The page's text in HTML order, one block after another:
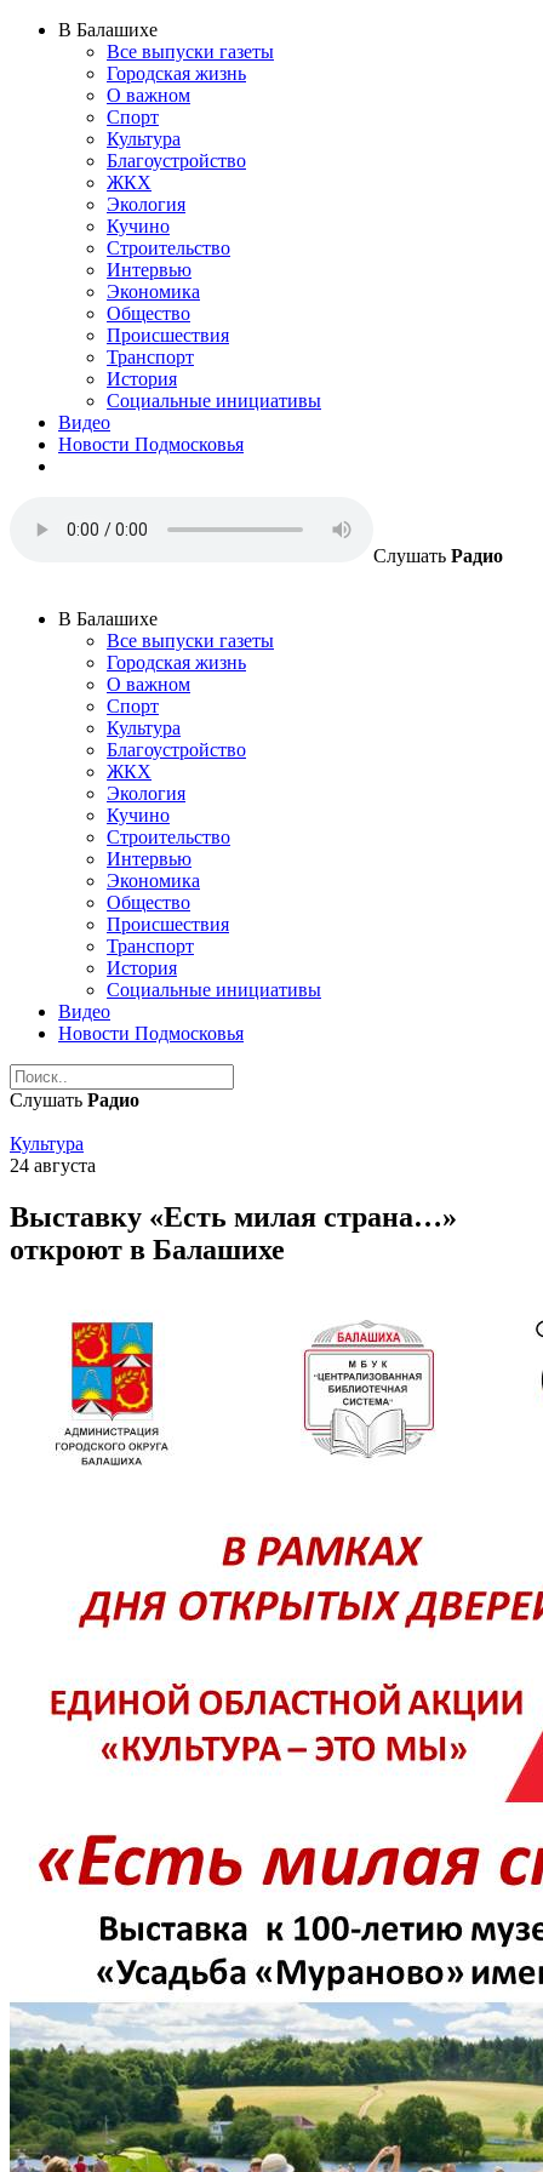
В Балашихе
Все выпуски газеты
Городская жизнь
О важном
Спорт
Культура
Благоустройство
ЖКХ
Экология
Кучино
Строительство
Интервью
Экономика
Общество
Происшествия
Транспорт
История
Социальные инициативы
Видео
Новости Подмосковья
Слушать Радио
В Балашихе
Все выпуски газеты
Городская жизнь
О важном
Спорт
Культура
Благоустройство
ЖКХ
Экология
Кучино
Строительство
Интервью
Экономика
Общество
Происшествия
Транспорт
История
Социальные инициативы
Видео
Новости Подмосковья
Слушать Радио
Культура
24 августа
Выставку «Есть милая страна…»
откроют в Балашихе